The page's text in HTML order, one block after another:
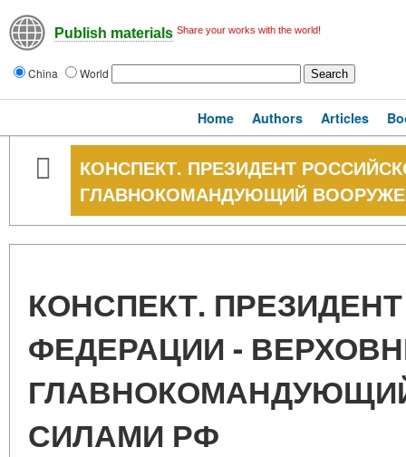
Publish materials Share your works with the world!
China World
Home Authors Articles
КОНСПЕКТ. ПРЕЗИДЕНТ
ГЛАВНОКОМАНДУЮЩИЙ
КОНСПЕКТ.
ФЕДЕРАЦИИ -
СИЛАМИ РФ